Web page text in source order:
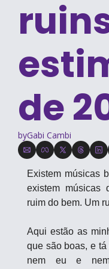
de
byGabi Cambi
Existem músicas
existem músicas
ruim do bem. Um
Aqui estão as
que são boas, e
nem eu e